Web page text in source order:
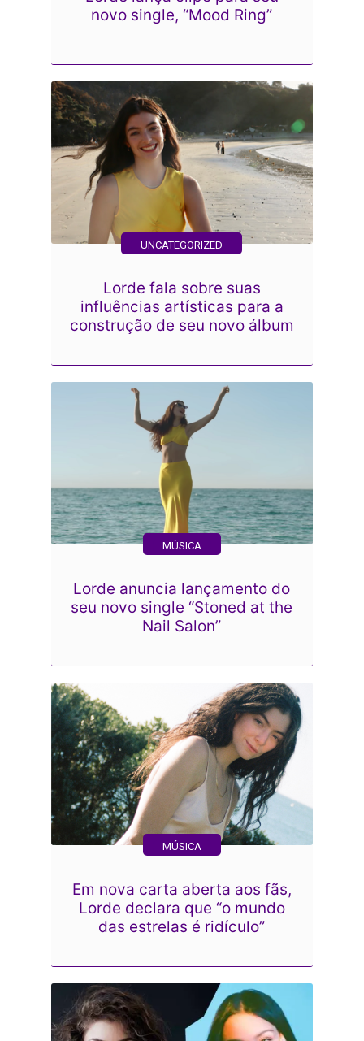
novo single, “Mood Ring”
UNCATEGORIZED
Lorde fala sobre suas
influências artísticas para a
construção de seu novo álbum
MÚSICA
Lorde anuncia lançamento do
seu novo single “Stoned at the
Nail Salon”
MÚSICA
Em nova carta aberta aos fãs,
Lorde declara que “o mundo
das estrelas é ridículo”